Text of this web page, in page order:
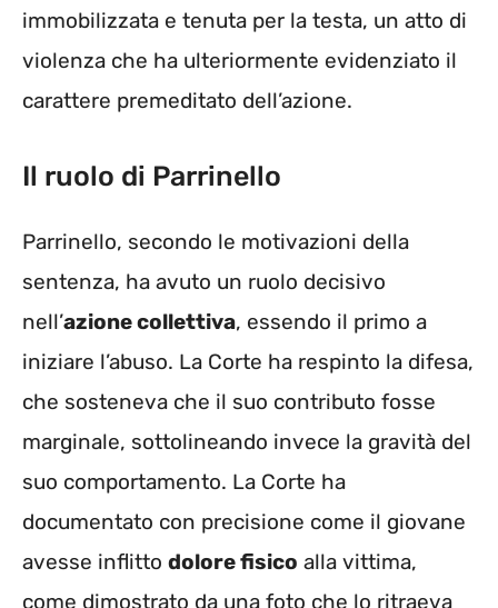
immobilizzata e tenuta per la testa, un atto di
violenza che ha ulteriormente evidenziato il
carattere premeditato dell’azione.
Il ruolo di Parrinello
Parrinello, secondo le motivazioni della
sentenza, ha avuto un ruolo decisivo
nell’azione collettiva, essendo il primo a
iniziare l’abuso. La Corte ha respinto la difesa,
che sosteneva che il suo contributo fosse
marginale, sottolineando invece la gravità del
suo comportamento. La Corte ha
documentato con precisione come il giovane
avesse inflitto dolore fisico alla vittima,
come dimostrato da una foto che lo ritraeva